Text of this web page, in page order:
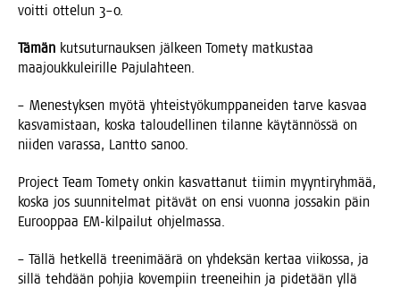
voit­ti otte­lun 3–0.
Tämän kut­su­tur­nauk­sen jäl­keen Tome­ty mat­kus­taa
maa­jouk­ku­lei­ril­le Pajulahteen.
– Menes­tyk­sen myö­tä yhteis­työ­kump­pa­nei­den tar­ve kas­vaa
kas­va­mis­taan, kos­ka talou­del­li­nen tilan­ne käy­tän­nös­sä on
nii­den varas­sa, Lant­to sanoo.
Pro­ject Team Tome­ty onkin kas­vat­ta­nut tii­min myyn­ti­ryh­mää,
kos­ka jos suun­ni­tel­mat pitä­vät on ensi vuon­na jos­sa­kin päin
Euroop­paa EM-kil­pai­lut ohjelmassa.
– Täl­lä het­kel­lä tree­ni­mää­rä on yhdek­sän ker­taa vii­kos­sa, ja
sil­lä teh­dään poh­jia kovem­piin tree­nei­hin ja pide­tään yllä